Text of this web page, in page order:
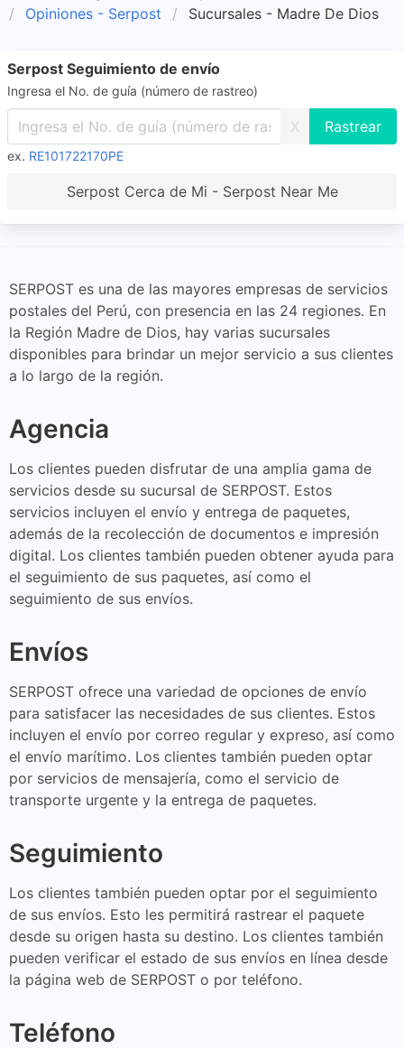
Opiniones - Serpost
Sucursales - Madre De Dios
Serpost Seguimiento de envío
Ingresa el No. de guía (número de rastreo)
X
ex. RE101722170PE
Serpost Cerca de Mi - Serpost Near Me
SERPOST es una de las mayores empresas de servicios
postales del Perú, con presencia en las 24 regiones. En
la Región Madre de Dios, hay varias sucursales
disponibles para brindar un mejor servicio a sus clientes
a lo largo de la región.
Agencia
Los clientes pueden disfrutar de una amplia gama de
servicios desde su sucursal de SERPOST. Estos
servicios incluyen el envío y entrega de paquetes,
además de la recolección de documentos e impresión
digital. Los clientes también pueden obtener ayuda para
el seguimiento de sus paquetes, así como el
seguimiento de sus envíos.
Envíos
SERPOST ofrece una variedad de opciones de envío
para satisfacer las necesidades de sus clientes. Estos
incluyen el envío por correo regular y expreso, así como
el envío marítimo. Los clientes también pueden optar
por servicios de mensajería, como el servicio de
transporte urgente y la entrega de paquetes.
Seguimiento
Los clientes también pueden optar por el seguimiento
de sus envíos. Esto les permitirá rastrear el paquete
desde su origen hasta su destino. Los clientes también
pueden verificar el estado de sus envíos en línea desde
la página web de SERPOST o por teléfono.
Teléfono